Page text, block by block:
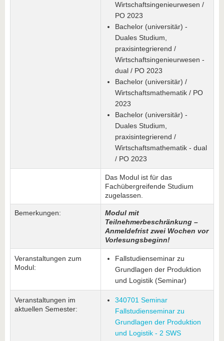
Wirtschaftsingenieurwesen /
PO 2023
Bachelor (universitär) -
Duales Studium,
praxisintegrierend /
Wirtschaftsingenieurwesen -
dual / PO 2023
Bachelor (universitär) /
Wirtschaftsmathematik / PO
2023
Bachelor (universitär) -
Duales Studium,
praxisintegrierend /
Wirtschaftsmathematik - dual
/ PO 2023
Das Modul ist für das
Fachübergreifende Studium
zugelassen.
Bemerkungen:
Modul mit
Teilnehmerbeschränkung –
Anmeldefrist zwei Wochen vor
Vorlesungsbeginn!
Veranstaltungen zum
Modul:
Fallstudienseminar zu
Grundlagen der Produktion
und Logistik (Seminar)
Veranstaltungen im
aktuellen Semester:
340701 Seminar
Fallstudienseminar zu
Grundlagen der Produktion
und Logistik - 2 SWS